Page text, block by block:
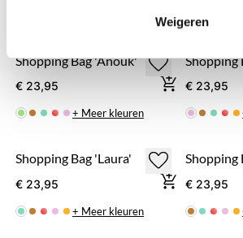
Weigeren
♥ YOU MAY ALSO LOVE...
Shopping Bag 'Anouk'
€ 23,95
+ Meer kleuren
Shopping
€ 23,95
Shopping Bag 'Laura'
€ 23,95
+ Meer kleuren
Shopping
€ 23,95